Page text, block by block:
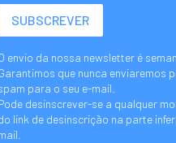
envio da nossa newsletter é
que nunca enviaremos
para o seu e-mail.
desinscrever-se a qualquer
link de desinscrição na parte